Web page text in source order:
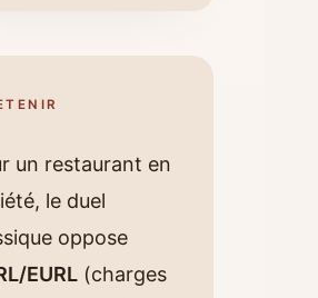
un restaurant en
le duel
oppose
EURL (charges